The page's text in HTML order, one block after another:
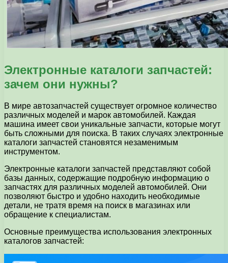
Электронные каталоги запчастей:
зачем они нужны?
В мире автозапчастей существует огромное количество
различных моделей и марок автомобилей. Каждая
машина имеет свои уникальные запчасти, которые могут
быть сложными для поиска. В таких случаях электронные
каталоги запчастей становятся незаменимым
инструментом.
Электронные каталоги запчастей представляют собой
базы данных, содержащие подробную информацию о
запчастях для различных моделей автомобилей. Они
позволяют быстро и удобно находить необходимые
детали, не тратя время на поиск в магазинах или
обращение к специалистам.
Основные преимущества использования электронных
каталогов запчастей: